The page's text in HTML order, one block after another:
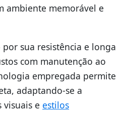
ambiente memorável e
sua resistência e longa
com manutenção ao
empregada permite
adaptando-se a
e estilos